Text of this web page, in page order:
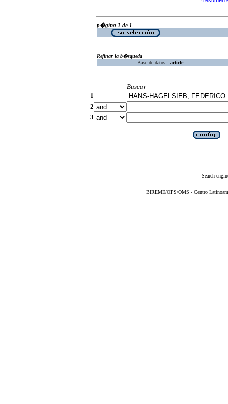
p�gina 1 de 1
Refinar la b�squeda
Base de datos : article
Buscar
1
2
3
Search
BIREME/OPS/OMS - Centro